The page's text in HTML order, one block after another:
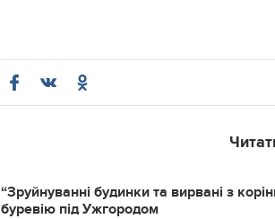
“Зруйнуванні будинки та вирвані з
буревію під Ужгородом